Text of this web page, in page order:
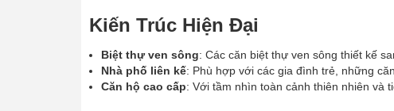
Kiến Trúc Hiện Đại
Biệt thự ven sông: Các căn biệt thự ven sông thiết kế
Nhà phố liên kế: Phù hợp với các gia đình trẻ, những
Căn hộ cao cấp: Với tầm nhìn toàn cảnh thiên nhiên và